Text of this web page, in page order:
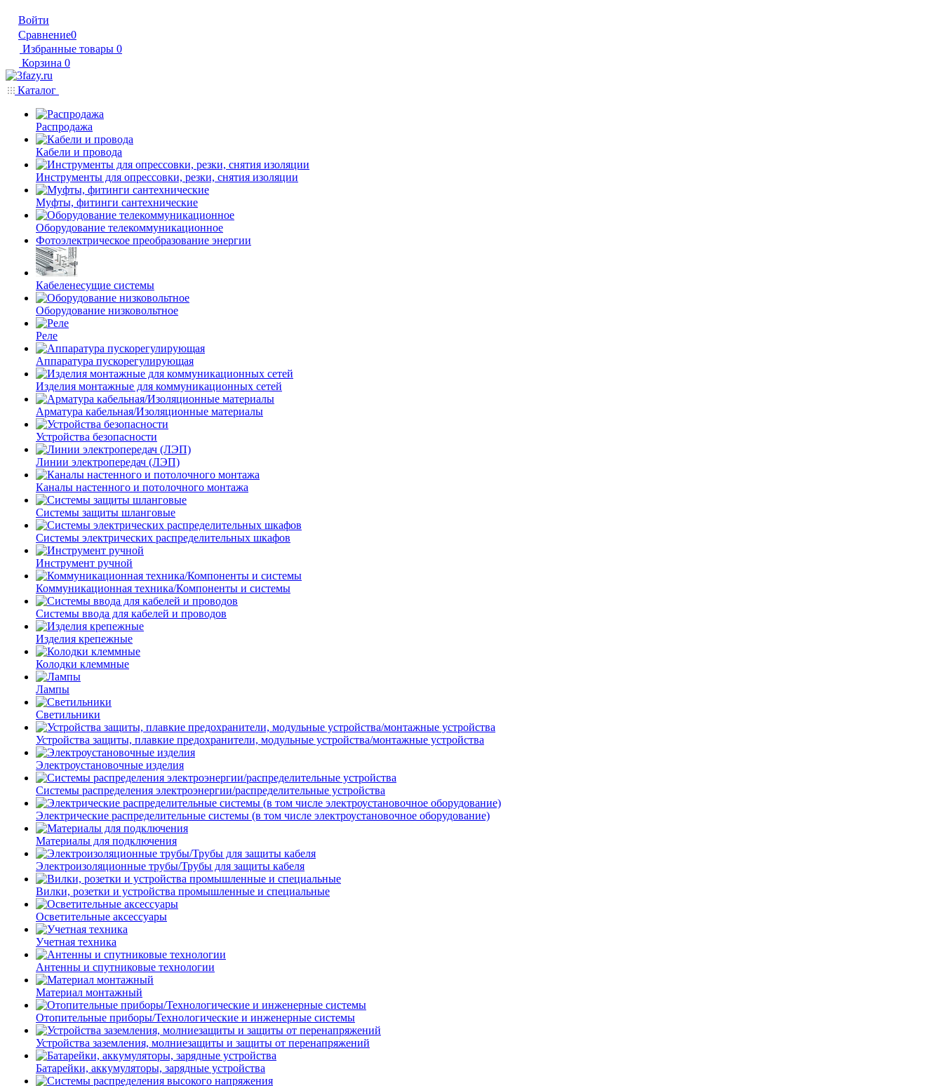
Войти
Сравнение0
Избранные товары 0
Корзина 0
Каталог
Распродажа
Кабели и провода
Инструменты для опрессовки, резки, снятия изоляции
Муфты, фитинги сантехнические
Оборудование телекоммуникационное
Фотоэлектрическое преобразование энергии
Кабеленесущие системы
Оборудование низковольтное
Реле
Аппаратура пускорегулирующая
Изделия монтажные для коммуникационных сетей
Арматура кабельная/Изоляционные материалы
Устройства безопасности
Линии электропередач (ЛЭП)
Каналы настенного и потолочного монтажа
Системы защиты шланговые
Системы электрических распределительных шкафов
Инструмент ручной
Коммуникационная техника/Компоненты и системы
Системы ввода для кабелей и проводов
Изделия крепежные
Колодки клеммные
Лампы
Светильники
Устройства защиты, плавкие предохранители, модульные устройства/монтажные устройства
Электроустановочные изделия
Системы распределения электроэнергии/распределительные устройства
Электрические распределительные системы (в том числе электроустановочное оборудование)
Материалы для подключения
Электроизоляционные трубы/Трубы для защиты кабеля
Вилки, розетки и устройства промышленные и специальные
Осветительные аксессуары
Учетная техника
Антенны и спутниковые технологии
Материал монтажный
Отопительные приборы/Технологические и инженерные системы
Устройства заземления, молниезащиты и защиты от перенапряжений
Батарейки, аккумуляторы, зарядные устройства